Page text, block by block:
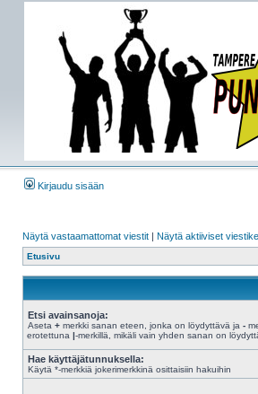
Kirjaudu sisään
Näytä vastaamattomat viestit | Näytä aktiiviset
Etusivu
Etsi avainsanoja:
Aseta + merkki sanan eteen, jonka on löydyttävä ja -
erotettuna |-merkillä, mikäli vain yhden sanan on
Hae käyttäjätunnuksella:
Käytä *-merkkiä jokerimerkkinä osittaisiin hakuihin